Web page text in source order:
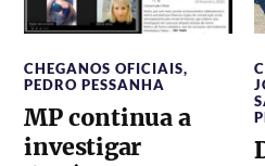
CHEGANOS OFICIAIS,
PEDRO PESSANHA
MP continua a
investigar